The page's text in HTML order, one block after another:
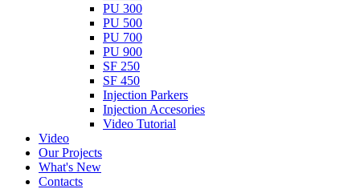
PU 300
PU 500
PU 700
PU 900
SF 250
SF 450
Injection Parkers
Injection Accesories
Video Tutorial
Video
Our Projects
What's New
Contacts